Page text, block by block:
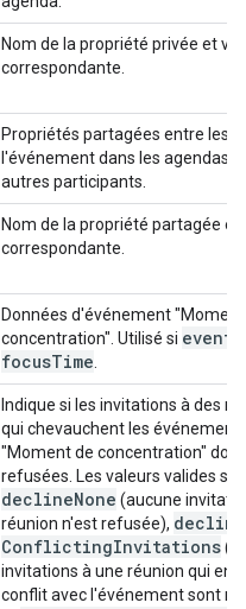
Nom de la propriété privée et
correspondante.
Propriétés partagées entre les
l'événement dans les agendas
autres participants.
Nom de la propriété partagée et
correspondante.
Données d'événement
concentration". Utilisé si event
focusTime
Indique si les invitations à des
qui chevauchent les
"Moment de concentration"
refusées. Les valeurs valides
declineNone (aucune
réunion n'est refusée), decline
ConflictingInvitations
invitations à une réunion qui
conflit avec l'événement sont